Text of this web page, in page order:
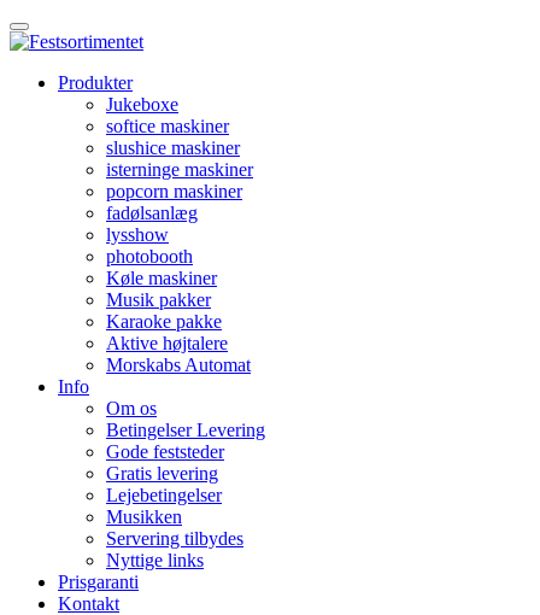
Produkter
Jukeboxe
softice maskiner
slushice maskiner
isterninge maskiner
popcorn maskiner
fadølsanlæg
lysshow
photobooth
Køle maskiner
Musik pakker
Karaoke pakke
Aktive højtalere
Morskabs Automat
Info
Om os
Betingelser Levering
Gode feststeder
Gratis levering
Lejebetingelser
Musikken
Servering tilbydes
Nyttige links
Prisgaranti
Kontakt